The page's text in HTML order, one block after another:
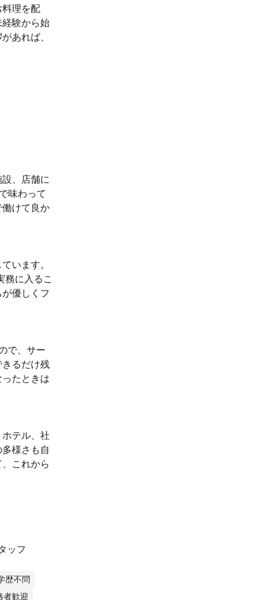
料理を配
験から始
あれば、
、店舗に
味わって
けて良か
います。
務に入るこ
優しくフ
で、サー
るだけ残
たときは
テル、社
様さも自
これから
ッフ
歴不問
者歓迎